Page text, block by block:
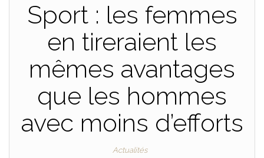
Sport : les femmes
en tireraient les
mêmes avantages
que les hommes
avec moins d’efforts
Actualités